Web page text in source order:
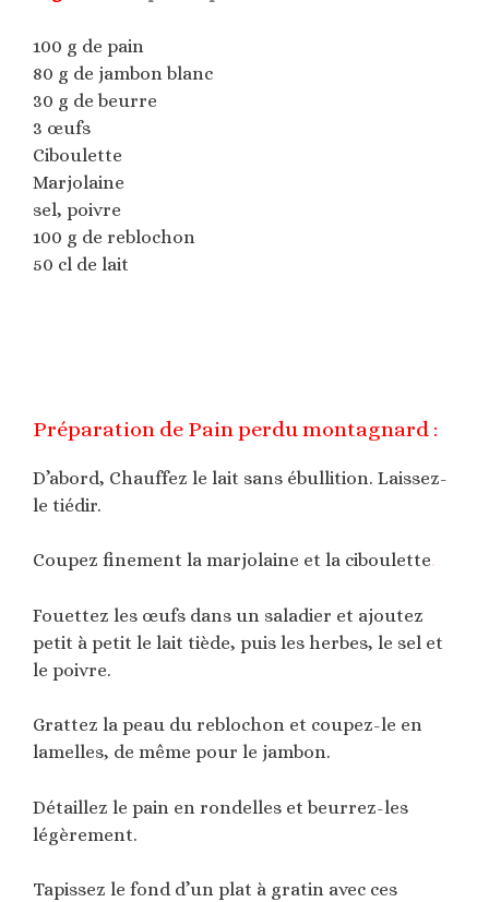
100 g de pain
80 g de jambon blanc
30 g de beurre
3 œufs
Ciboulette
Marjolaine
sel, poivre
100 g de reblochon
50 cl de lait
Préparation de Pain perdu montagnard :
D’abord, Chauffez le lait sans ébullition. Laissez-
le tiédir.
Coupez finement la marjolaine et la ciboulette.
Fouettez les œufs dans un saladier et ajoutez
petit à petit le lait tiède, puis les herbes, le sel et
le poivre.
Grattez la peau du reblochon et coupez-le en
lamelles, de même pour le jambon.
Détaillez le pain en rondelles et beurrez-les
légèrement.
Tapissez le fond d’un plat à gratin avec ces